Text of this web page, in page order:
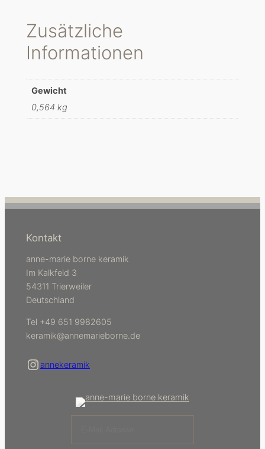
Zusätzliche
Informationen
Gewicht
0,564 kg
Kontakt
anne-marie borne keramik
Im Kalkfeld 3
54311 Trierweiler
Deutschland
Tel +49 651 9982605
keramik@annemarieborne.de
Instagram annekeramik